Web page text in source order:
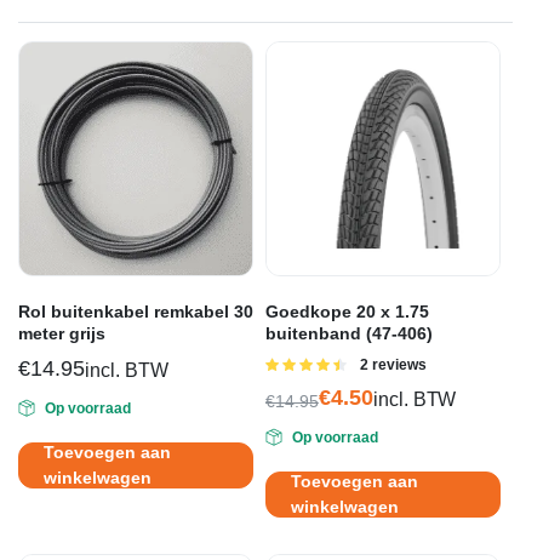
Rol buitenkabel remkabel 30
meter grijs
€14.95incl. BTW
Op voorraad
Toevoegen aan
winkelwagen
Goedkope 20 x 1.75
buitenband (47-406)
Gewaardeerd
2 reviews
€14.95
prijs
was:
€14.95.
€4.50
prijs
is:
€4.50.
incl. BTW
Op voorraad
Toevoegen aan
winkelwagen